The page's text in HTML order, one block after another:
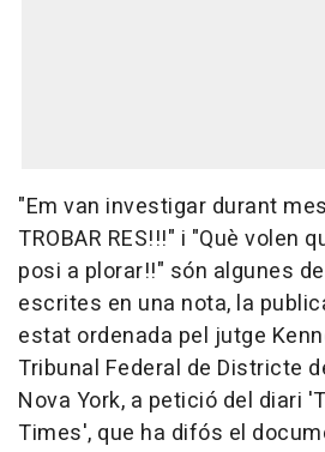
"Em van investigar durant
TROBAR RES!!!" i "Què volen
posi a plorar!!" són algunes
escrites en una nota, la
estat ordenada pel jutge
Tribunal Federal de Districte
Nova York, a petició del diari
Times', que ha difós el